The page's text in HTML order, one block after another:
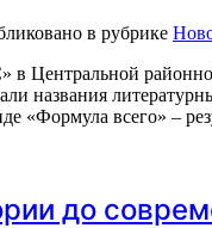
в рубрике
Центральной
названия
«Формула всего» –
до